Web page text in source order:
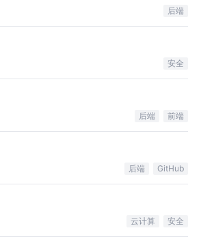
后端
安全
后端 前端
后端 GitHub
云计算 安全